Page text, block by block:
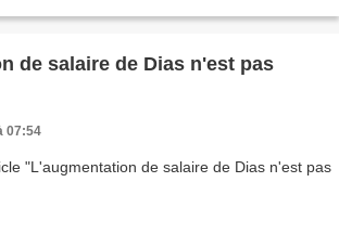
de salaire de Dias n'est pas
07:54